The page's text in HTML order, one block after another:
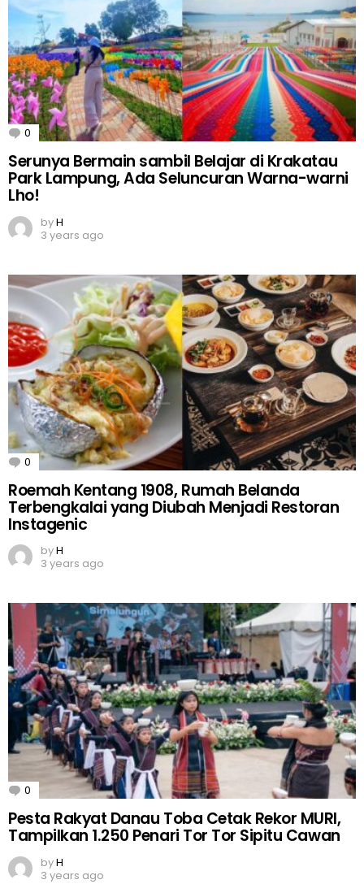
0 Comments
Serunya Bermain sambil Belajar di Krakatau
Park Lampung, Ada Seluncuran Warna-warni
Lho!
byH
3 years ago
0 Comments
Roemah Kentang 1908, Rumah Belanda
Terbengkalai yang Diubah Menjadi Restoran
Instagenic
byH
3 years ago
0 Comments
Pesta Rakyat Danau Toba Cetak Rekor MURI,
Tampilkan 1.250 Penari Tor Tor Sipitu Cawan
byH
3 years ago